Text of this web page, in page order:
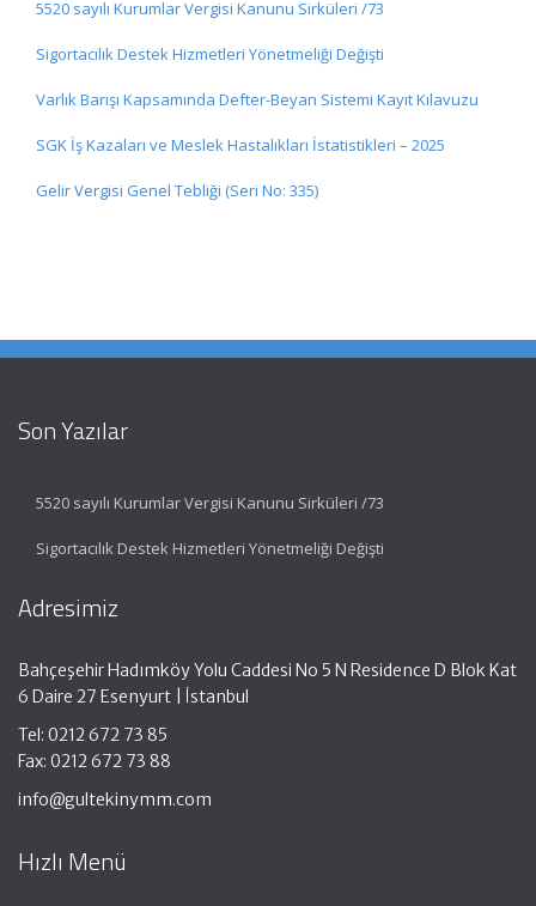
5520 sayılı Kurumlar Vergisi Kanunu Sirküleri /73
Sigortacılık Destek Hizmetleri Yönetmeliği Değişti
Varlık Barışı Kapsamında Defter-Beyan Sistemi Kayıt Kılavuzu
SGK İş Kazaları ve Meslek Hastalıkları İstatistikleri – 2025
Gelir Vergisi Genel Tebliği (Seri No: 335)
Son Yazılar
5520 sayılı Kurumlar Vergisi Kanunu Sirküleri /73
Sigortacılık Destek Hizmetleri Yönetmeliği Değişti
Adresimiz
Bahçeşehir Hadımköy Yolu Caddesi No 5 N Residence D Blok Kat
6 Daire 27 Esenyurt | İstanbul
Tel: 0212 672 73 85
Fax: 0212 672 73 88
info@gultekinymm.com
Hızlı Menü